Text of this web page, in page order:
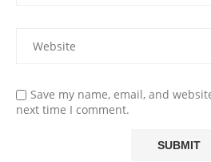
Save my name, email, and
next time I comment.